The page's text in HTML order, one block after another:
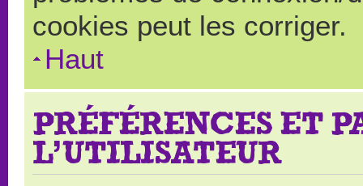
cookies peut les corriger.
Haut
PRÉFÉRENCES ET
L’UTILISATEUR